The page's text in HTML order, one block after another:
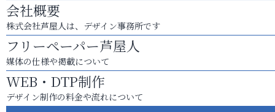
会社概要
株式会社芦屋人は、デザイン事務所です
フリーペーパー芦屋人
媒体の仕様や掲載について
WEB・DTP制作
デザイン制作の料金や流れについて